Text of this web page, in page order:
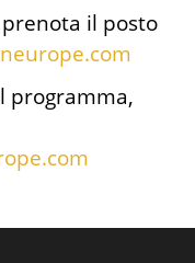
il posto
programma,